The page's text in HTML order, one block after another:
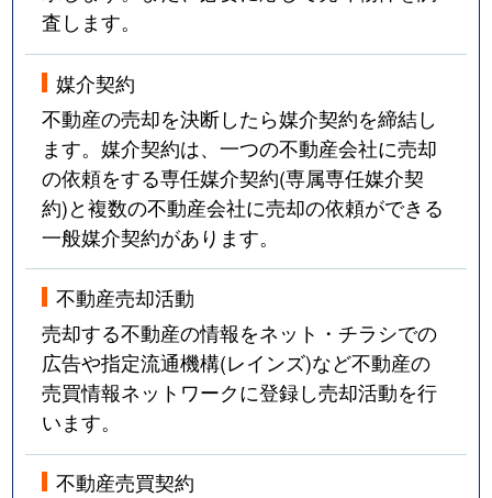
査します。
媒介契約
不動産の売却を決断したら媒介契約を締結し
ます。媒介契約は、一つの不動産会社に売却
の依頼をする専任媒介契約(専属専任媒介契
約)と複数の不動産会社に売却の依頼ができる
一般媒介契約があります。
不動産売却活動
売却する不動産の情報をネット・チラシでの
広告や指定流通機構(レインズ)など不動産の
売買情報ネットワークに登録し売却活動を行
います。
不動産売買契約